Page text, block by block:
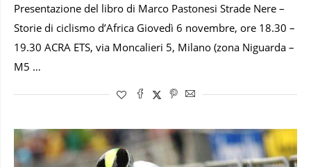
Presentazione del libro di Marco Pastonesi Strade Nere –
Storie di ciclismo d’Africa Giovedì 6 novembre, ore 18.30 –
19.30 ACRA ETS, via Moncalieri 5, Milano (zona Niguarda –
M5 …